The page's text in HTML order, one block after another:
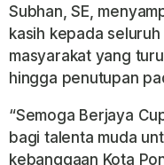
Subhan, SE,
kasih kepada
masyarakat yang
hingga penutupan
“Semoga Berjaya
bagi talenta muda
kebanggaan Kota